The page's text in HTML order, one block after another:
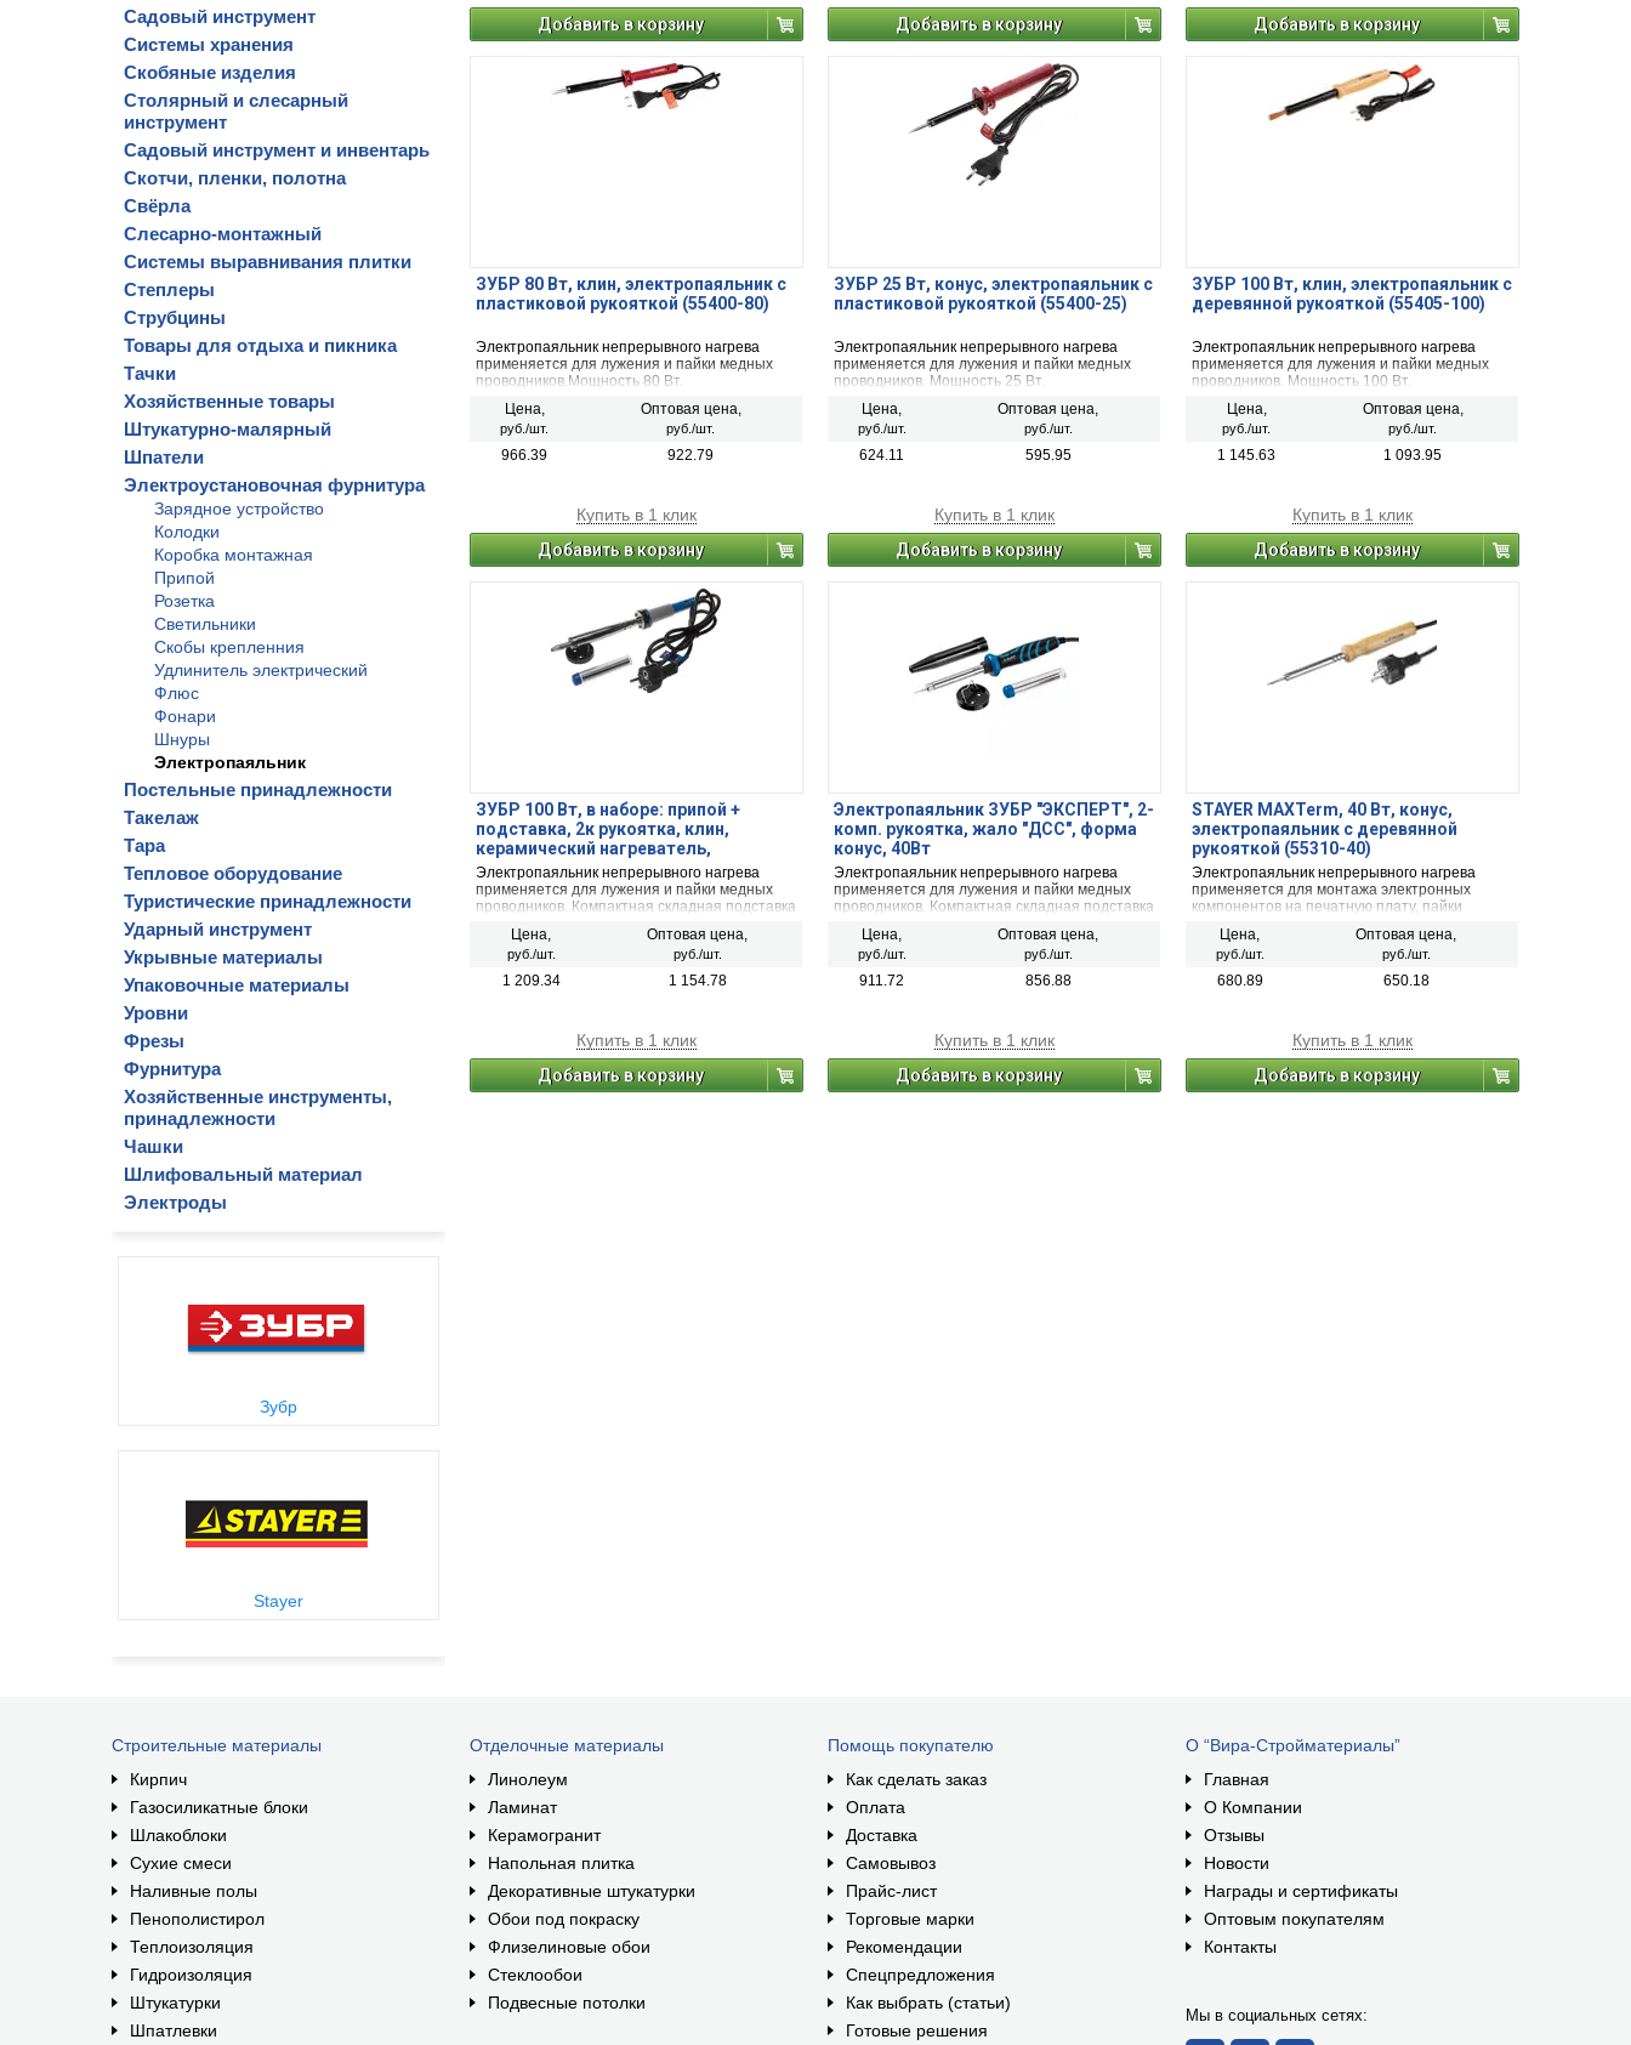
Садовый инструмент
Системы хранения
Скобяные изделия
Столярный и слесарный
инструмент
Садовый инструмент и инвентарь
Скотчи, пленки, полотна
Свёрла
Слесарно-монтажный
Системы выравнивания плитки
Степлеры
Струбцины
Товары для отдыха и пикника
Тачки
Хозяйственные товары
Штукатурно-малярный
Шпатели
Электроустановочная фурнитура
Зарядное устройство
Колодки
Коробка монтажная
Припой
Розетка
Светильники
Скобы крепленния
Удлинитель электрический
Флюс
Фонари
Шнуры
Электропаяльник
Постельные принадлежности
Такелаж
Тара
Тепловое оборудование
Туристические принадлежности
Ударный инструмент
Укрывные материалы
Упаковочные материалы
Уровни
Фрезы
Фурнитура
Хозяйственные инструменты,
принадлежности
Чашки
Шлифовальный материал
Электроды
Зубр
Stayer
Добавить в корзину
Добавить в корзину
Добавить в корзину
ЗУБР 80 Вт, клин, электропаяльник с
пластиковой рукояткой (55400-80)
Электропаяльник непрерывного нагрева
применяется для лужения и пайки медных
проводников.Мощность 80 Вт.
Цена,
руб./шт.
Оптовая цена,
руб./шт.
966.39 922.79
Купить в 1 клик
Добавить в корзину
ЗУБР 25 Вт, конус, электропаяльник с
пластиковой рукояткой (55400-25)
Электропаяльник непрерывного нагрева
применяется для лужения и пайки медных
проводников. Мощность 25 Вт.
Цена,
руб./шт.
Оптовая цена,
руб./шт.
624.11 595.95
Купить в 1 клик
Добавить в корзину
ЗУБР 100 Вт, клин, электропаяльник с
деревянной рукояткой (55405-100)
Электропаяльник непрерывного нагрева
применяется для лужения и пайки медных
проводников. Мощность 100 Вт.
Цена,
руб./шт.
Оптовая цена,
руб./шт.
1 145.63 1 093.95
Купить в 1 клик
Добавить в корзину
ЗУБР 100 Вт, в наборе: припой +
подставка, 2к рукоятка, клин,
керамический нагреватель,
электропаяльник (55402-100)
Электропаяльник непрерывного нагрева
применяется для лужения и пайки медных
проводников. Компактная складная подставка
Pb) в комплекте
Цена,
руб./шт.
Оптовая цена,
руб./шт.
1 209.34 1 154.78
Купить в 1 клик
Добавить в корзину
Электропаяльник ЗУБР "ЭКСПЕРТ", 2-
комп. рукоятка, жало "ДСС", форма
конус, 40Вт
Электропаяльник непрерывного нагрева
применяется для лужения и пайки медных
проводников. Компактная складная подставка
Pb) в комплекте
Цена,
руб./шт.
Оптовая цена,
руб./шт.
911.72 856.88
Купить в 1 клик
Добавить в корзину
STAYER MAXTerm, 40 Вт, конус,
электропаяльник с деревянной
рукояткой (55310-40)
Электропаяльник непрерывного нагрева
применяется для монтажа электронных
компонентов на печатную плату, пайки
Мощность 40 Вт.
Цена,
руб./шт.
Оптовая цена,
руб./шт.
680.89 650.18
Купить в 1 клик
Добавить в корзину
Строительные материалы
Кирпич
Газосиликатные блоки
Шлакоблоки
Сухие смеси
Наливные полы
Пенополистирол
Теплоизоляция
Гидроизоляция
Штукатурки
Шпатлевки
Отделочные материалы
Линолеум
Ламинат
Керамогранит
Напольная плитка
Декоративные штукатурки
Обои под покраску
Флизелиновые обои
Стеклообои
Подвесные потолки
Помощь покупателю
Как сделать заказ
Оплата
Доставка
Самовывоз
Прайс-лист
Торговые марки
Рекомендации
Спецпредложения
Как выбрать (статьи)
Готовые решения
О “Вира-Стройматериалы”
Главная
О Компании
Отзывы
Новости
Награды и сертификаты
Оптовым покупателям
Контакты
Мы в социальных сетях: